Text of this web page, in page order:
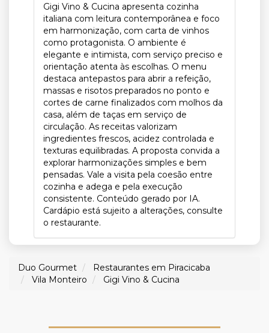
Gigi Vino & Cucina apresenta cozinha
italiana com leitura contemporânea e foco
em harmonização, com carta de vinhos
como protagonista. O ambiente é
elegante e intimista, com serviço preciso e
orientação atenta às escolhas. O menu
destaca antepastos para abrir a refeição,
massas e risotos preparados no ponto e
cortes de carne finalizados com molhos da
casa, além de taças em serviço de
circulação. As receitas valorizam
ingredientes frescos, acidez controlada e
texturas equilibradas. A proposta convida a
explorar harmonizações simples e bem
pensadas. Vale a visita pela coesão entre
cozinha e adega e pela execução
consistente. Conteúdo gerado por IA.
Cardápio está sujeito a alterações, consulte
o restaurante.
Duo Gourmet
Restaurantes em Piracicaba
Vila Monteiro
Gigi Vino & Cucina